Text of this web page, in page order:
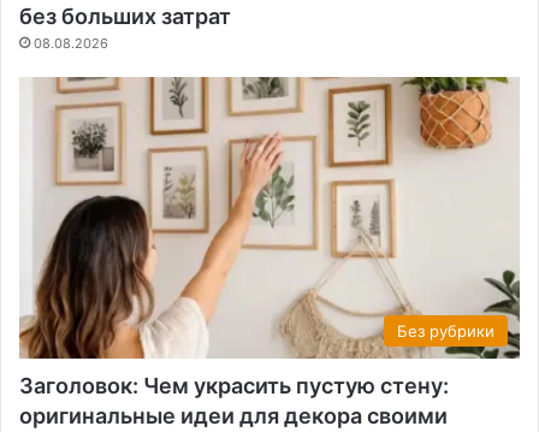
без больших затрат
08.08.2026
Без рубрики
Заголовок: Чем украсить пустую стену:
оригинальные идеи для декора своими